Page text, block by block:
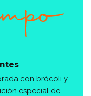
con brócoli y
especial de